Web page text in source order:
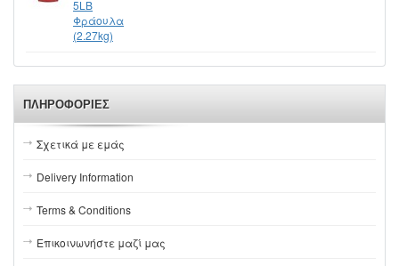
5LB
Φράουλα
(2.27kg)
ΠΛΗΡΟΦΟΡΊΕΣ
Σχετικά με εμάς
Delivery Information
Terms & Conditions
Επικοινωνήστε μαζί μας